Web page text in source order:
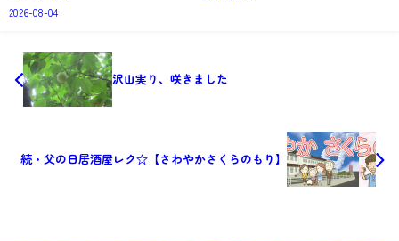
2026-08-04
沢山実り、咲きました
続・父の日居酒屋レク☆【さわやかさくらのもり】